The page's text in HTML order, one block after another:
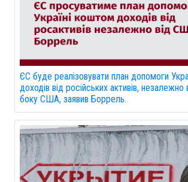
ЄС буде реалізовувати план допомоги
доходів від російських активів, незалежно
боку США, заявив Боррель.